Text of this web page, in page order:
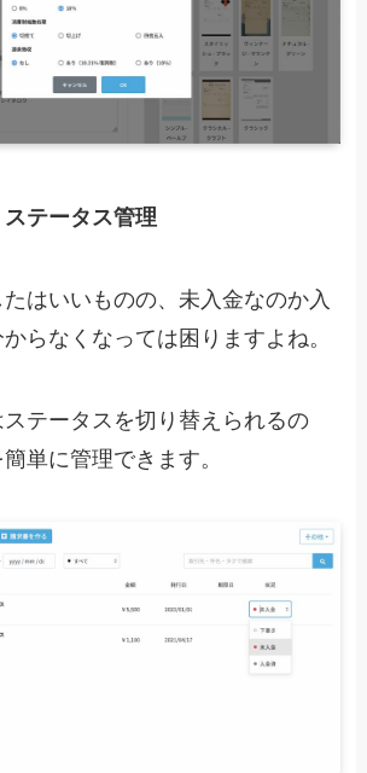
テータス管理
はいいものの、未入金なのか入
らなくなっては困りますよね。
テータスを切り替えられるの
単に管理できます。